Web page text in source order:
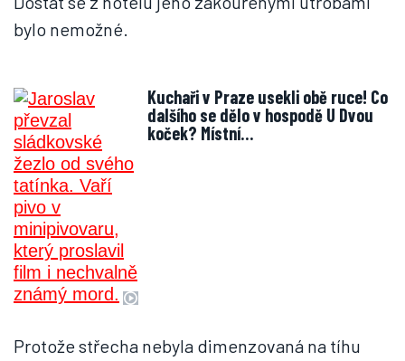
bylo nemožné.
Kuchaři v Praze usekli obě ruce! Co
dalšího se dělo v hospodě U Dvou
koček? Místní…
Protože střecha nebyla dimenzovaná na tíhu